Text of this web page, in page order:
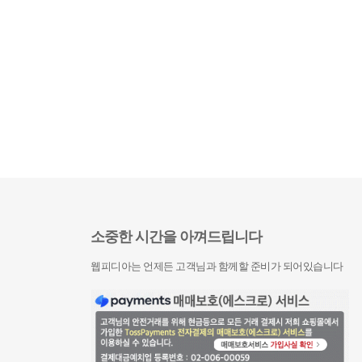
소중한 시간을 아껴드립니다
웹피디아는 언제든 고객님과 함께할 준비가 되어있습니다